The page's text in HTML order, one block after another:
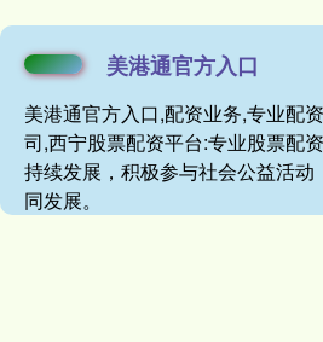
美港通官方入口
美港通官方入口,配资业务,专业配
司,西宁股票配资平台:专业股票配
持续发展，积极参与社会公益活
同发展。